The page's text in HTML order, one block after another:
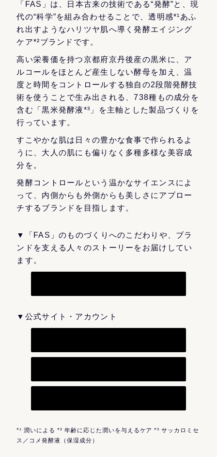
「FAS」は、日本古来の技術である“発酵”と、現
代の“科学”を組み合わせることで、透明感*¹あふ
れ出すようなハリツヤ肌へ導く発酵エイジング
ケア*²ブランドです。
高い栄養価を持つ京都府京丹後産の黒米に、ア
ルコールをほとんど産生しない酵母を加え、温
度と時間をコントロールする独自の2段階発酵技
術を使うことで生み出される、738種もの成分を
含む「黒米発酵液*³」を主軸とした製品づくりを
行っています。
すこやかな肌は日々の豊かな食事で作られるよ
うに、大人の肌にも偏りなく多種多様な美容成
分を。
発酵コントロールという温かなサイエンスによ
って、内側からも外側からも美しさにアプロー
チするブランドを目指します。
▼「FAS」のものづくりへのこだわりや、ブラ
ンドを支える人々のストーリーをお届けしてい
ます。
▼公式サイト・アカウント
*¹ 潤いによる *² 年齢に応じた潤いを与えるケア *³ サッカロミセ
ス／コメ発酵液（保湿成分）